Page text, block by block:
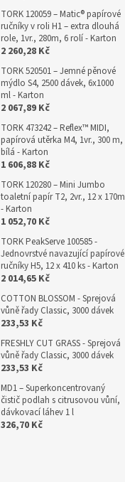
TORK 120059 – Matic® papírové
ručníky v roli H1 – extra dlouhá
role, 1vr., 280m, 6 rolí - Karton
2 260,28 Kč
TORK 520501 – Jemné pěnové
mýdlo S4, 2500 dávek, 6x1000
ml - Karton
2 067,89 Kč
TORK 473242 – Reflex™ MIDI,
papírová utěrka M4, 1vr., 300 m,
bílá - Karton
1 606,88 Kč
TORK 120280 – Mini Jumbo
toaletní papír T2, 2vr., 12 x 170m
- Karton
1 052,70 Kč
TORK PeakServe 100585 -
Jednovrstvé navazující papírové
ručníky H5, 12 x 410 ks - Karton
2 014,65 Kč
COTTON BLOSSOM - Sprejová
vůně řady Classic, 3000 dávek
233,53 Kč
FRESHLY CUT GRASS - Sprejová
vůně řady Classic, 3000 dávek
233,53 Kč
MD1 – Superkoncentrovaný
čistič podlah s citrusovou vůní,
dávkovací láhev 1 l
326,70 Kč